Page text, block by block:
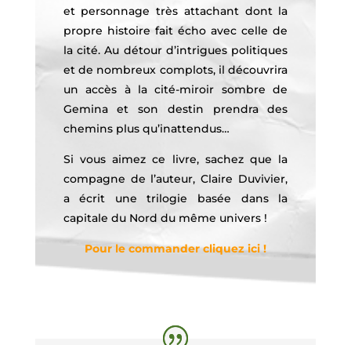
et personnage très attachant dont la
propre histoire fait écho avec celle de
la cité. Au détour d’intrigues politiques
et de nombreux complots, il découvrira
un accès à la cité-miroir sombre de
Gemina et son destin prendra des
chemins plus qu’inattendus…
Si vous aimez ce livre, sachez que la
compagne de l’auteur, Claire Duvivier,
a écrit une trilogie basée dans la
capitale du Nord du même univers !
Pour le commander cliquez ici !